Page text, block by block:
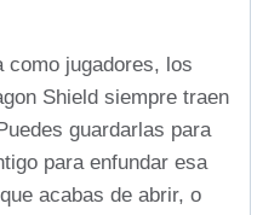
como jugadores, los
Shield siempre traen
guardarlas para
para enfundar esa
acabas de abrir, o